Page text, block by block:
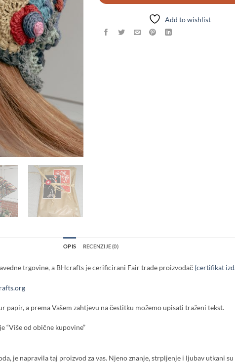
Add to wishlist
OPIS RECENZIJE (0)
trgovine, a BHcrafts je cerificirani Fair trade proizvođač (certifikat
a prema Vašem zahtjevu na čestitku možemo upisati traženi tekst.
“Više od obične kupovine”
je napravila taj proizvod za vas. Njeno znanje, strpljenje i ljubav utkani